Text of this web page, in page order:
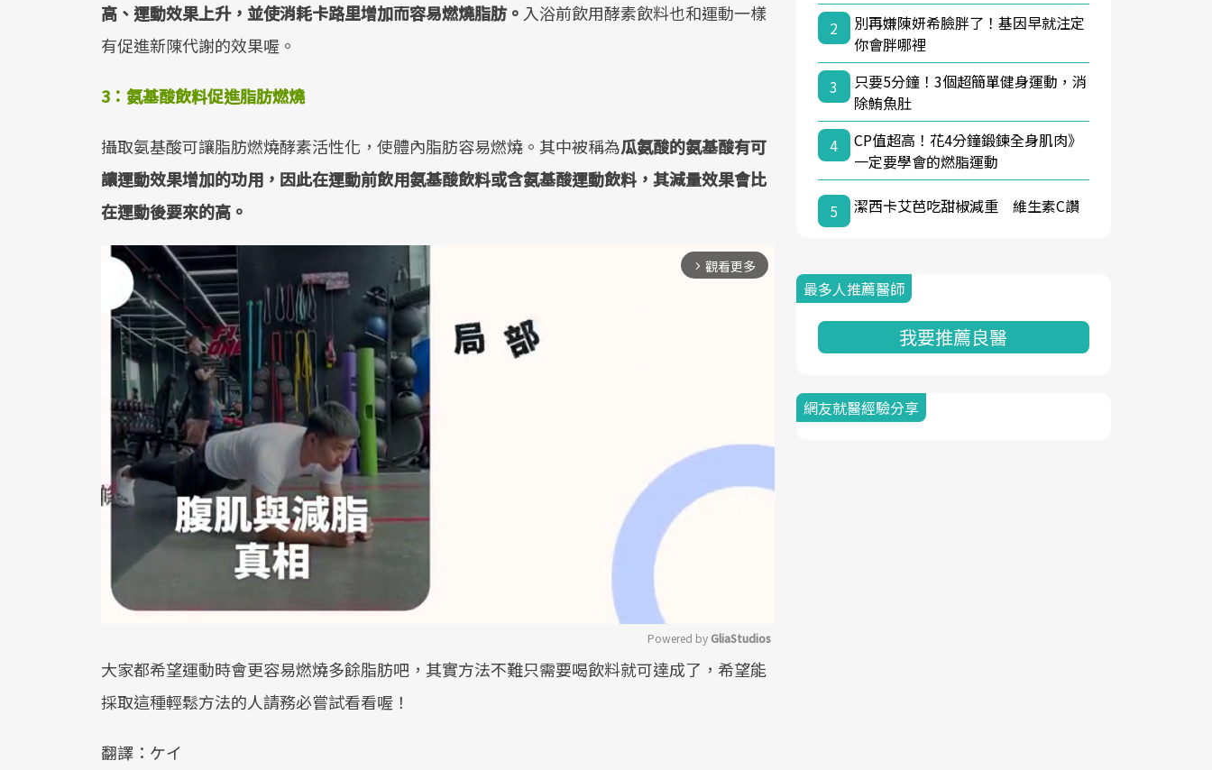
高、運動效果上升，並使消耗卡路里增加而容易燃燒脂肪。 入浴前飲用酵素飲料也和運動一樣
有促進新陳代謝的效果喔。
3：氨基酸飲料促進脂肪燃燒
攝取氨基酸可讓脂肪燃燒酵素活性化，使體內脂肪容易燃燒。其中被稱為瓜氨酸的氨基酸有可
讓運動效果增加的功用，因此在運動前飲用氨基酸飲料或含氨基酸運動飲料，其減量效果會比
在運動後要來的高。
arrow_forward_ios 觀看更多
Powered by GliaStudios
大家都希望運動時會更容易燃燒多餘脂肪吧，其實方法不難只需要喝飲料就可達成了，希望能
採取這種輕鬆方法的人請務必嘗試看看喔！
翻譯：ケイ
2
別再嫌陳妍希臉胖了！基因早就注定
你會胖哪裡
3
只要5分鐘！3個超簡單健身運動，消
除鮪魚肚
4
CP值超高！花4分鐘鍛鍊全身肌肉》
一定要學會的燃脂運動
5 潔西卡艾芭吃甜椒減重 維生素C讚
最多人推薦醫師
我要推薦良醫
網友就醫經驗分享